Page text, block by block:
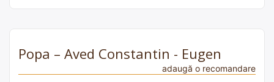
Popa – Aved Constantin - Eugen
adaugă o recomandare